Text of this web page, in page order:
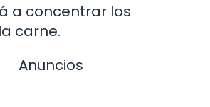
a concentrar los
carne.
Anuncios